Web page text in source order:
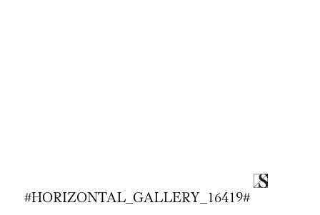
#HORIZONTAL_GALLERY_16419#